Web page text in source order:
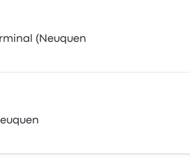
(Neuquen